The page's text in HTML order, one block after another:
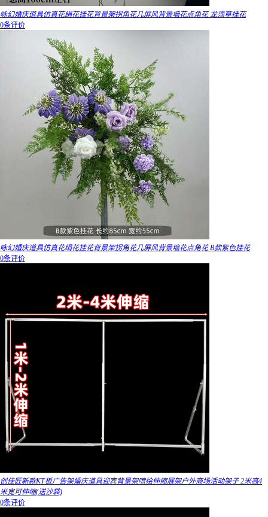
咏幻婚庆道具仿真花绢花挂花背景架拐角花几屏风背景墙花点角花 龙须草挂花
0条评价
咏幻婚庆道具仿真花绢花挂花背景架拐角花几屏风背景墙花点角花 B款紫色挂花
0条评价
创佳匠新款KT板广告架婚庆道具迎宾背景架喷绘伸缩展架户外商场活动架子 2米高4
米宽可伸缩(送沙袋)
0条评价